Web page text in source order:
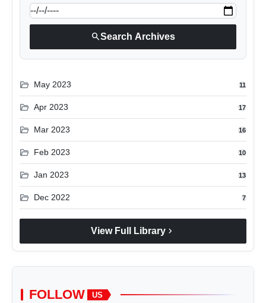
searchSearch Archives
folder_open May 2023 11
folder_open Apr 2023 17
folder_open Mar 2023 16
folder_open Feb 2023 10
folder_open Jan 2023 13
folder_open Dec 2022 7
View Full Library chevron_right
FOLLOW US